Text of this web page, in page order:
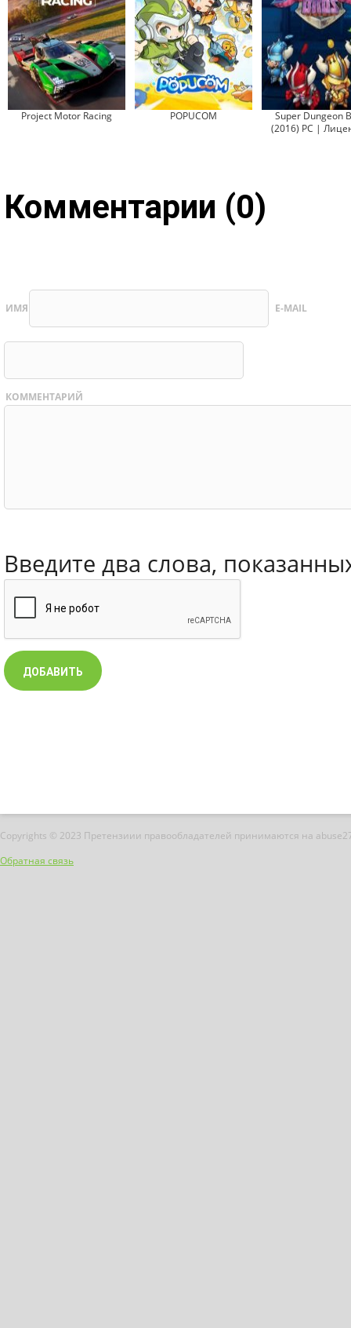
Project Motor Racing POPUCOM
Super Dungeon
(2016) PC |
Комментарии (0)
ИМЯ E-MAIL
КОММЕНТАРИЙ
Введите два слова,
Copyrights © 2023 Претензиии правообладателей принимаются на
Обратная связь